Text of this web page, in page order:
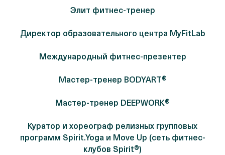
Элит фитнес-тренер
Директор образовательного центра MyFitLab
Международный фитнес-презентер
Мастер-тренер BODYART®
Мастер-тренер DEEPWORK®
Куратор и хореограф релизных групповых
программ Spirit.Yoga и Move Up (сеть фитнес-
клубов Spirit®)